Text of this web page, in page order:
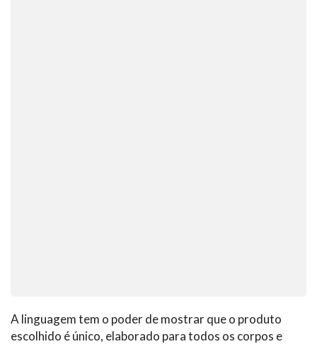
A linguagem tem o poder de mostrar que o produto
escolhido é único, elaborado para todos os corpos e